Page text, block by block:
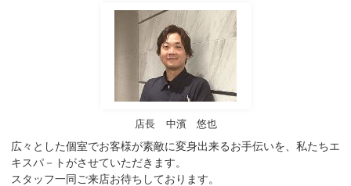
店長 中濱 悠也
広々とした個室でお客様が素敵に変身出来るお手伝いを、私たちエ
キスパ－トがさせていただきます。
スタッフ一同ご来店お待ちしております。